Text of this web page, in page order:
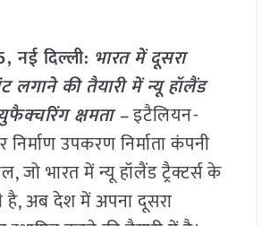
नई दिल्ली: भारत में दूसरा
लगाने की तैयारी में न्यू हॉलैंड
क्षमता –इटैलियन-
उपकरण निर्माता कंपनी
जो भारत में न्यू हॉलैंड ट्रैक्टर्स के
है, अब देश में अपना दूसरा